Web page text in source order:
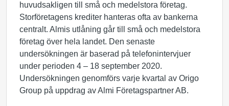
huvudsakligen till små och medelstora företag.
Storföretagens krediter hanteras ofta av bankerna
centralt. Almis utlåning går till små och medelstora
företag över hela landet. Den senaste
undersökningen är baserad på telefonintervjuer
under perioden 4 – 18 september 2020.
Undersökningen genomförs varje kvartal av Origo
Group på uppdrag av Almi Företagspartner AB.